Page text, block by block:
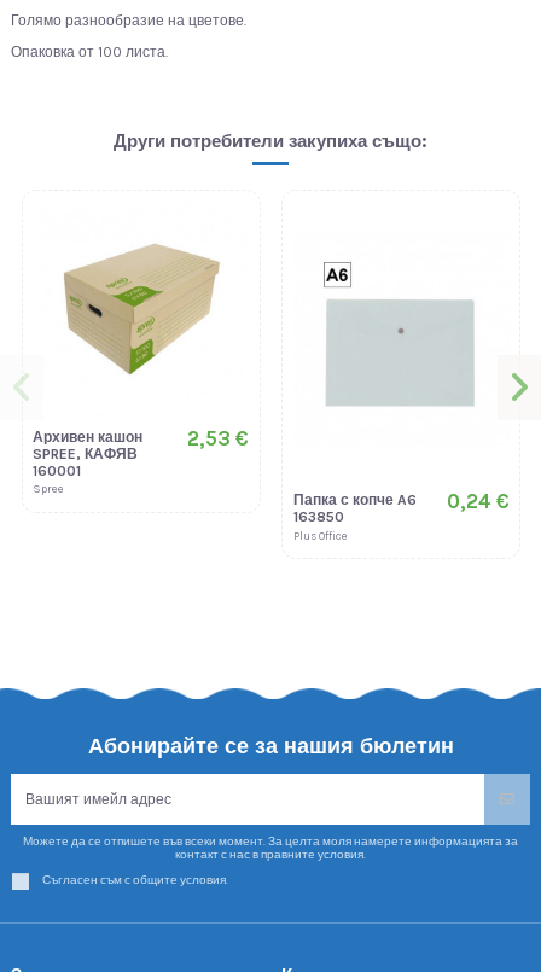
Голямо разнообразие на цветове.
Опаковка от 100 листа.
Други потребители закупиха също:
Архивен кашон
SPREE, КАФЯВ
160001
Spree
2,53 €
Папка с копче A6
163850
Plus Office
0,24 €
Абонирайте се за нашия бюлетин
Можете да се отпишете във всеки момент. За целта моля намерете информацията за
контакт с нас в правните условия.
Съгласен съм с общите условия.